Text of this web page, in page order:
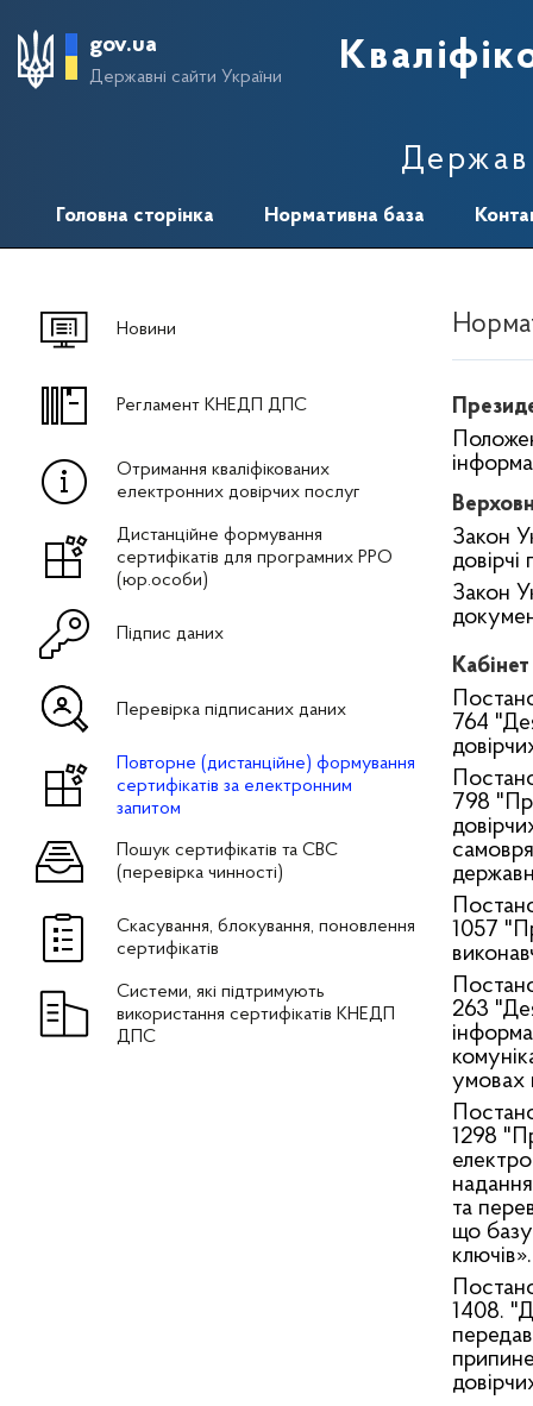
gov.ua
Державні сайти України
Головна сторінка Нормативна база
Новини
Регламент КНЕДП ДПС
Отримання кваліфікованих
електронних довірчих послуг
Дистанційне формування
сертифікатів для програмних РРО
(юр.особи)
Підпис даних
Перевірка підписаних даних
Повторне (дистанційне) формування
сертифікатів за електронним
запитом
Пошук сертифікатів та СВС
(перевірка чинності)
Скасування, блокування, поновлення
сертифікатів
Системи, які підтримують
використання сертифікатів КНЕДП
ДПС
Закон
Закон
764
798
1057
263
умовах
1298
та
що
ключів».
1408.